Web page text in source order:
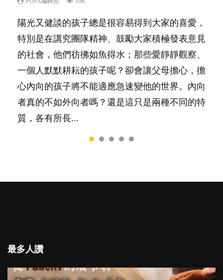
陽光又健談的孩子總是很容易得到大家的喜愛，
特別是在講究團隊精神、鼓勵大家積極發表意見
的社會，他們彷彿如魚得水；那些愛靜靜觀察、
一個人默默耕耘的孩子呢？卻會讓父母擔心，擔
心內向的孩子將不能適應急速變他的世界。內向
者真的不如外向者嗎？還是這只是兩種不同的特
質，各有所長...
你是不是也曾經以為只要跟相愛的人結婚，就自
然能走到白頭，但生了孩子卻發現事情不如你所
料？ 經營婚姻，不如我們想像的簡單，卻也不
是大家說得那麼難。一起來認識婚姻的真相！...
有人話學多種語言越早開始越好，有人卻說一時
間太多語言，會令孩子感到混淆，到底誰是誰
非？聽聽專家怎樣說，解開語言學習的迷思～...
照顧孩子衣食住行、陪同兒女應對功課測驗，還
要陪玩製造親子時間，尚要處理家中雜項要
務……當父母的，有千百個任務要做。可惜，有
一樣重要至極的，總被遺漏——關注自己的情緒
和心理健康。...
相信許多人初為人父母，由懷孕開始到孩子呱呱
落地，心中都有數之不盡的問題～這裡一次過集
合我們以往製作過的相關短片。 這段路讓我們
跟你同行～...
最多人讚